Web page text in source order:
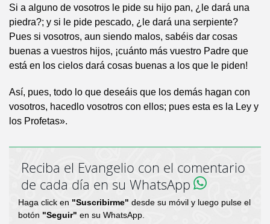
Si a alguno de vosotros le pide su hijo pan, ¿le dará una
piedra?; y si le pide pescado, ¿le dará una serpiente?
Pues si vosotros, aun siendo malos, sabéis dar cosas
buenas a vuestros hijos, ¡cuánto más vuestro Padre que
está en los cielos dará cosas buenas a los que le piden!
Así, pues, todo lo que deseáis que los demás hagan con
vosotros, hacedlo vosotros con ellos; pues esta es la Ley y
los Profetas».
Reciba el Evangelio con el comentario
de cada día en su WhatsApp
Haga click en "Suscribirme" desde su móvil y luego pulse el
botón "Seguir" en su WhatsApp.